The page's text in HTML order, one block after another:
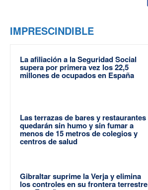
IMPRESCINDIBLE
La afiliación a la Seguridad Social
supera por primera vez los 22,5
millones de ocupados en España
Las terrazas de bares y restaurantes
quedarán sin humo y sin fumar a
menos de 15 metros de colegios y
centros de salud
Gibraltar suprime la Verja y elimina
los controles en su frontera terrestre